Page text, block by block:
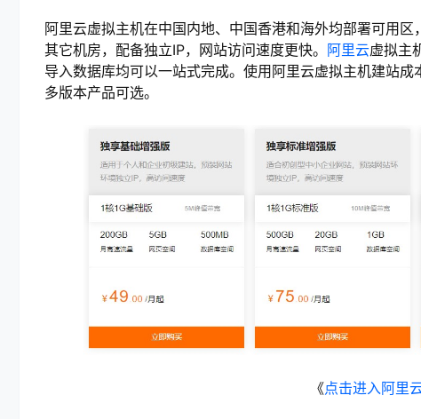
阿里云虚拟主机在中国内地、中国香港和海外均部署可用
其它机房，配备独立IP，网站访问速度更快。 阿里云虚拟主
导入数据库均可以一站式完成。使用阿里云虚拟主机建站
多版本产品可选。
《点击进入阿里